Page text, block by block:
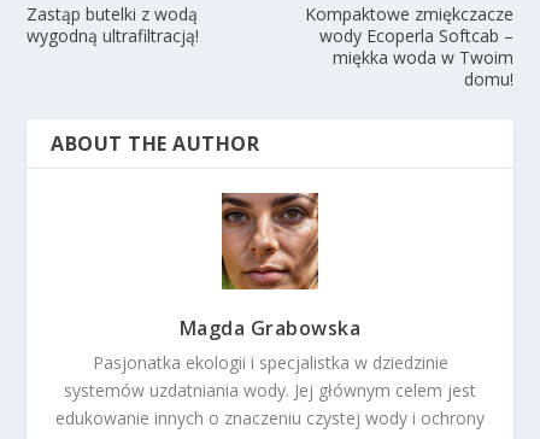
Zastąp butelki z wodą
wygodną ultrafiltracją!
Kompaktowe zmiękczacze
wody Ecoperla Softcab –
miękka woda w Twoim
domu!
ABOUT THE AUTHOR
Magda Grabowska
Pasjonatka ekologii i specjalistka w dziedzinie
systemów uzdatniania wody. Jej głównym celem jest
edukowanie innych o znaczeniu czystej wody i ochrony